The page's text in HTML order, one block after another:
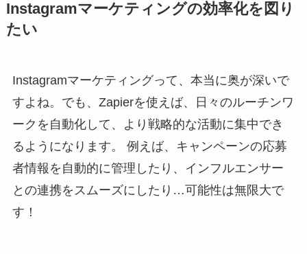
Instagramマーケティングの効率化を図り
たい
Instagramマーケティングって、本当に奥が深いで
すよね。でも、Zapierを使えば、日々のルーチンワ
ークを自動化して、より戦略的な活動に集中でき
るようになります。 例えば、キャンペーンの応募
者情報を自動的に管理したり、インフルエンサー
との連携をスムーズにしたり…可能性は無限大で
す！